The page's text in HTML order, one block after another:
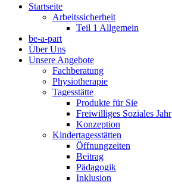
Startseite
Arbeitssicherheit
Teil 1 Allgemein
be-a-part
Über Uns
Unsere Angebote
Fachberatung
Physiotherapie
Tagesstätte
Produkte für Sie
Freiwilliges Soziales Jahr
Konzeption
Kindertagesstätten
Öffnungzeiten
Beitrag
Pädagogik
Inklusion